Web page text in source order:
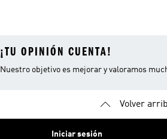
¡TU OPINIÓN CUENTA!
Nuestro objetivo es mejorar y valoramos
Volver
Iniciar sesión